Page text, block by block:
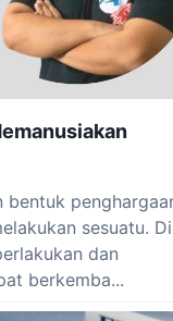
bentuk
sesuatu. Di
dan
berkemba...